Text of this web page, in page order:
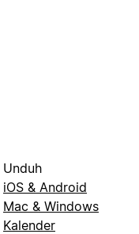
Unduh
iOS & Android
Mac & Windows
Kalender